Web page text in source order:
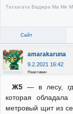
Татхагата Ваджра Ма Ме
Сайт
amarakaruna
9.2.2021 16:42
Неактивен
Ж5— в лесу,
которая
метровый щит из